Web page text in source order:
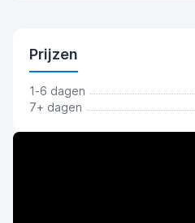
Prijzen
1-6 dagen
7+ dagen